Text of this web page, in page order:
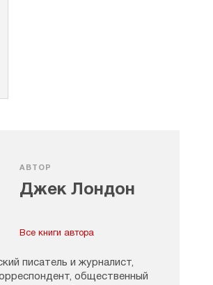
АВТОР
Джек Лондон
Все книги автора
писатель и журналист,
общественный